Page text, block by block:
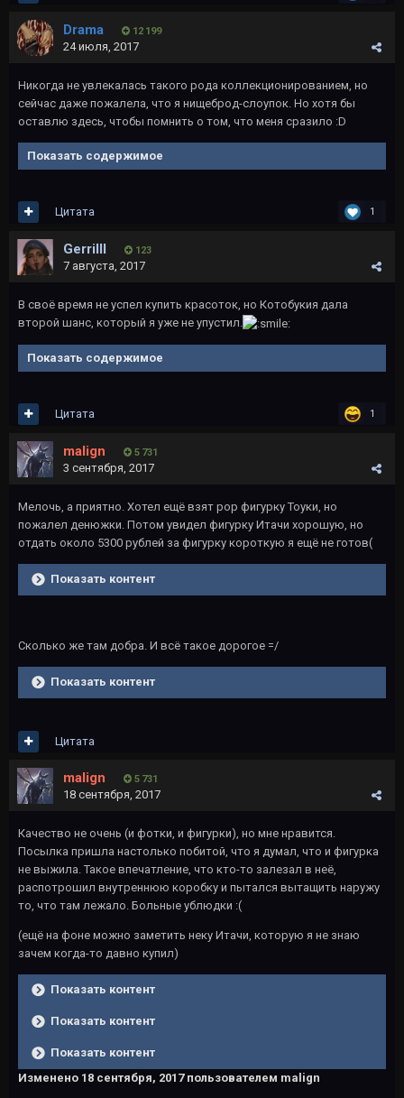
Drama 12 199
24 июля, 2017
Никогда не увлекалась такого рода коллекционированием, но
сейчас даже пожалела, что я нищеброд-слоупок. Но хотя бы
оставлю здесь, чтобы помнить о том, что меня сразило :D
Показать содержимое
1
Цитата
Gerrilll 123
7 августа, 2017
В своё время не успел купить красоток, но Котобукия дала
второй шанс, который я уже не упустил.
Показать содержимое
1
Цитата
malign 5 731
3 сентября, 2017
Мелочь, а приятно. Хотел ещё взят pop фигурку Тоуки, но
пожалел денюжки. Потом увидел фигурку Итачи хорошую, но
отдать около 5300 рублей за фигурку короткую я ещё не готов(
Показать контент
Сколько же там добра. И всё такое дорогое =/
Показать контент
Цитата
malign 5 731
18 сентября, 2017
Качество не очень (и фотки, и фигурки), но мне нравится.
Посылка пришла настолько побитой, что я думал, что и фигурка
не выжила. Такое впечатление, что кто-то залезал в неё,
распотрошил внутреннюю коробку и пытался вытащить наружу
то, что там лежало. Больные ублюдки :(
(ещё на фоне можно заметить неку Итачи, которую я не знаю
зачем когда-то давно купил)
Показать контент
Показать контент
Показать контент
Изменено 18 сентября, 2017пользователем malign